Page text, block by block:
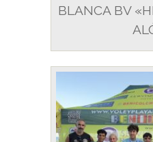
BLANCA BV